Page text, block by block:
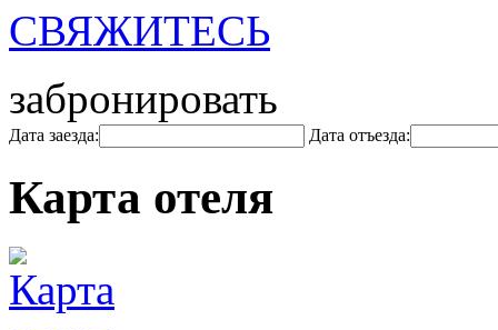
СВЯЖИТЕСЬ
забронировать
Дата заезда: Дата отъезда:
Карта отеля